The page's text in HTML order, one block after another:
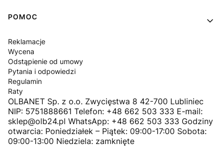
Linki w stopce
POMOC
Reklamacje
Wycena
Odstąpienie od umowy
Pytania i odpowiedzi
Regulamin
Raty
OLBANET Sp. z o.o. Zwycięstwa 8 42-700 Lubliniec
NIP: 5751888661 Telefon: +48 662 503 333 E-mail:
sklep@olb24.pl WhatsApp: +48 662 503 333 Godziny
otwarcia: Poniedziałek – Piątek: 09:00-17:00 Sobota:
09:00-13:00 Niedziela: zamknięte